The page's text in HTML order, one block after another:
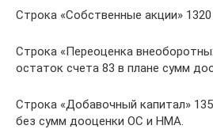
Строка «Собственные акции»
Строка «Переоценка
остаток счета 83 в плане сумм
Строка «Добавочный капитал»
без сумм дооценки ОС и НМА.